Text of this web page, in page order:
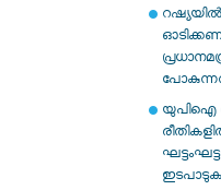
റഷ്യയിൽ
യുപിഐ